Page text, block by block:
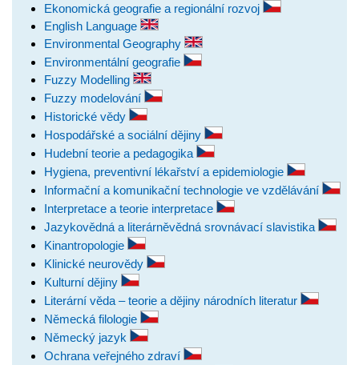
Ekonomická geografie a regionální rozvoj
English Language
Environmental Geography
Environmentální geografie
Fuzzy Modelling
Fuzzy modelování
Historické vědy
Hospodářské a sociální dějiny
Hudební teorie a pedagogika
Hygiena, preventivní lékařství a epidemiologie
Informační a komunikační technologie ve vzdělávání
Interpretace a teorie interpretace
Jazykovědná a literárněvědná srovnávací slavistika
Kinantropologie
Klinické neurovědy
Kulturní dějiny
Literární věda – teorie a dějiny národních literatur
Německá filologie
Německý jazyk
Ochrana veřejného zdraví